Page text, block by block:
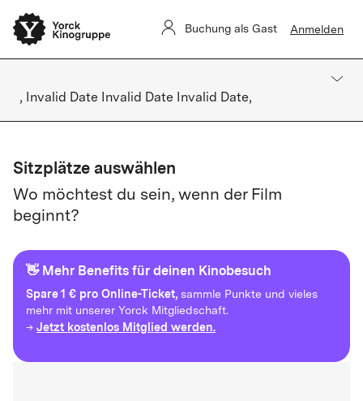
Buchung als Gast Anmelden
, Invalid Date Invalid Date Invalid Date,
Sitzplätze auswählen
Wo möchtest du sein, wenn der Film
beginnt?
👋 Mehr Benefits für deinen Kinobesuch
Spare1 € pro Online-Ticket, sammle Punkte und vieles
mehr mit unserer Yorck Mitgliedschaft.
→ Jetzt kostenlos Mitglied werden.